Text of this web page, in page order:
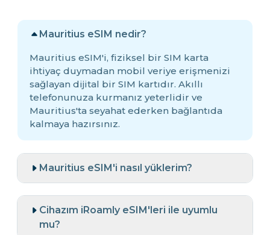
Mauritius eSIM nedir?
Mauritius eSIM'i, fiziksel bir SIM karta
ihtiyaç duymadan mobil veriye erişmenizi
sağlayan dijital bir SIM kartıdır. Akıllı
telefonunuza kurmanız yeterlidir ve
Mauritius'ta seyahat ederken bağlantıda
kalmaya hazırsınız.
Mauritius eSIM'i nasıl yüklerim?
Cihazım iRoamly eSIM'leri ile uyumlu
mu?